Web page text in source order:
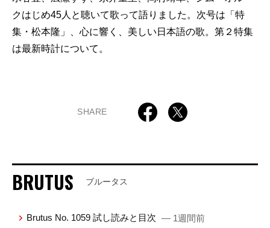
クはじめ45人と聴いて歌って語りました。次号は「特
集・松本隆」、心に響く、美しい日本語の歌。第２特集
は最新時計について。
SHARE
BRUTUS ブルータス
Brutus No. 1059 試し読みと目次 — 1週間前